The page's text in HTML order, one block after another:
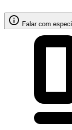
Falar com